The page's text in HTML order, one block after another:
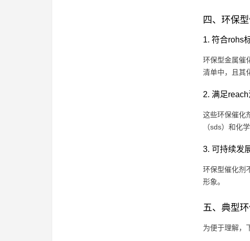
四、环保
1. 符合rohs
环保型金属催
清单中，且其
2. 满足
这些环保催化
（sds）和化
3. 可持续发
环保型催化剂
形象。
五、典型
为便于理解，